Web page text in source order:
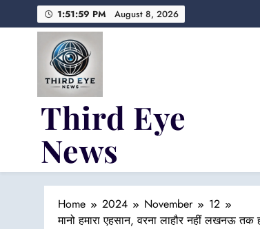
to
1:52:00 PM August 8, 2026
Third Eye
News
Home 2024 November
12
मानो हमारा एहसान, वरना लाहौर नहीं लखनऊ तक